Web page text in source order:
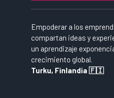
Empoderar a los
compartan ideas y
un aprendizaje
crecimiento global.
Turku, Finlandia 🇫🇮